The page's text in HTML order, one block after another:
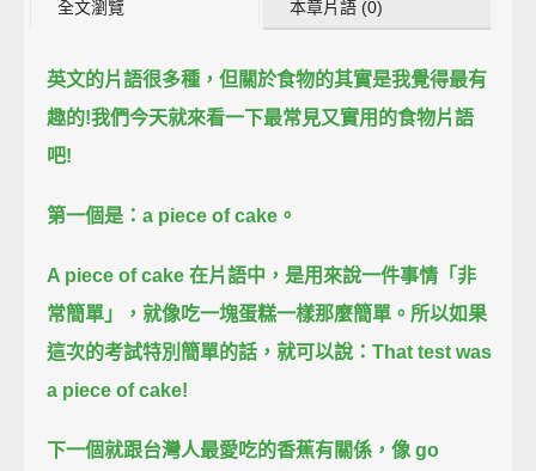
全文瀏覽 本章片語 (0)
英文的片語很多種，但關於食物的其實是我覺得最有
趣的!我們今天就來看一下最常見又實用的食物片語
吧!
第一個是：a piece of cake。
A piece of cake 在片語中， 是用來說一件事情「非
常簡單」，就像吃一塊蛋糕一樣那麼簡單。 所以如果
這次的考試特別簡單的話，就可以說：That test was
a piece of cake!
下一個就跟台灣人最愛吃的香蕉有關係，像 go